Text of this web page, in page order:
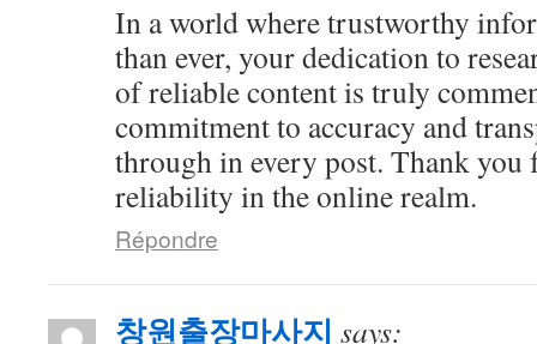
In a world where trustworthy
than ever, your dedication to
of reliable content is truly
commitment to accuracy and
through in every post. Thank you
reliability in the online realm.
Répondre
창원출장마사지 says: